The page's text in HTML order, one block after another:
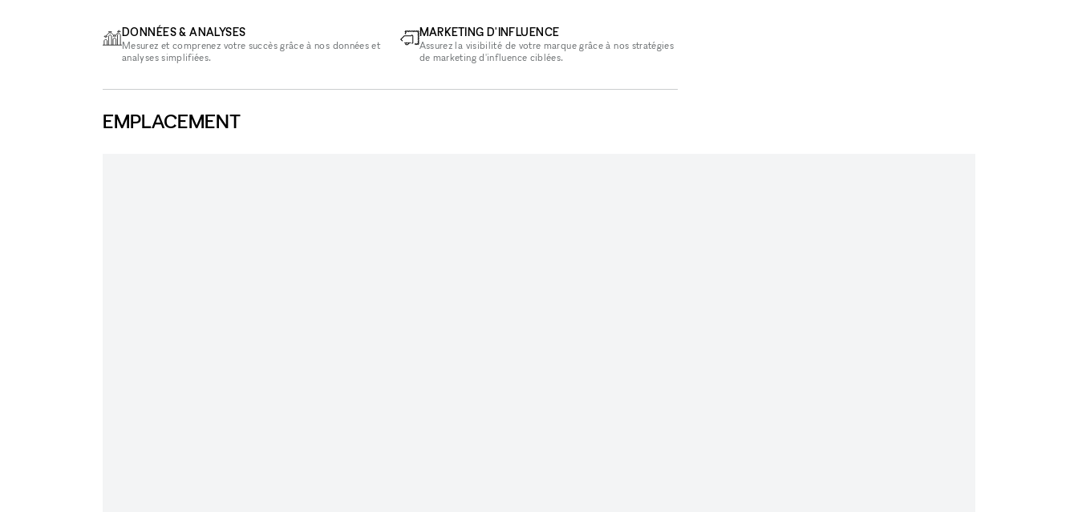
DONNÉES & ANALYSES
Mesurez et comprenez votre succès grâce à nos données et
analyses simplifiées.
MARKETING D'INFLUENCE
Assurez la visibilité de votre marque grâce à nos stratégies
de marketing d'influence ciblées.
EMPLACEMENT